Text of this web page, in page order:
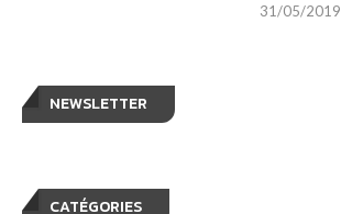
31/05/2019
NEWSLETTER
CATÉGORIES